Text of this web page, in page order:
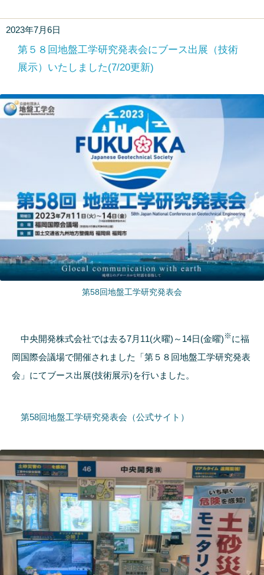
2023年7月6日
第５８回地盤工学研究発表会にブース出展（技術
展示）いたしました(7/20更新)
第58回地盤工学研究発表会
中央開発株式会社では去る7月11(火曜)～14日(金曜) ※ に福
岡国際会議場で開催されました「第５８回地盤工学研究発表
会」にてブース出展(技術展示)を行いました。
第58回地盤工学研究発表会（公式サイト）